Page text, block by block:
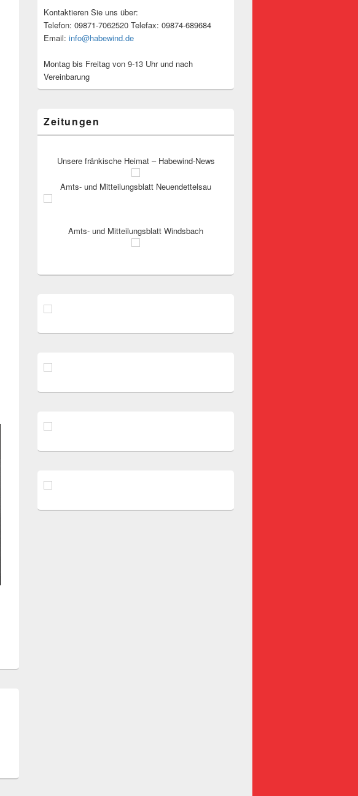
Kontaktieren Sie uns über:
Telefon: 09871-7062520 Telefax: 09874-689684
Email: info@habewind.de
Montag bis Freitag von 9-13 Uhr und nach
Vereinbarung
Zeitungen
Unsere fränkische Heimat – Habewind-News
Amts- und Mitteilungsblatt Neuendettelsau
Amts- und Mitteilungsblatt Windsbach